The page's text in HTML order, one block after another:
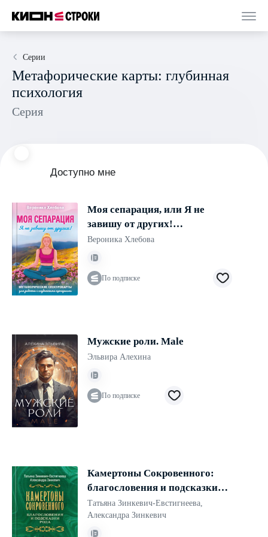
Серии
Метафорические карты: глубинная
психология
Серия
Доступно мне
Моя сепарация, или Я не
завишу от других!
Метафорические
спектрокарты для работы с
Вероника Хлебова
По подписке
Мужские роли. Male
Эльвира Алехина
По подписке
Камертоны Сокровенного:
благословения и подсказки
Рода
Татьяна Зинкевич-Евстигнеева,
Александра Зинкевич